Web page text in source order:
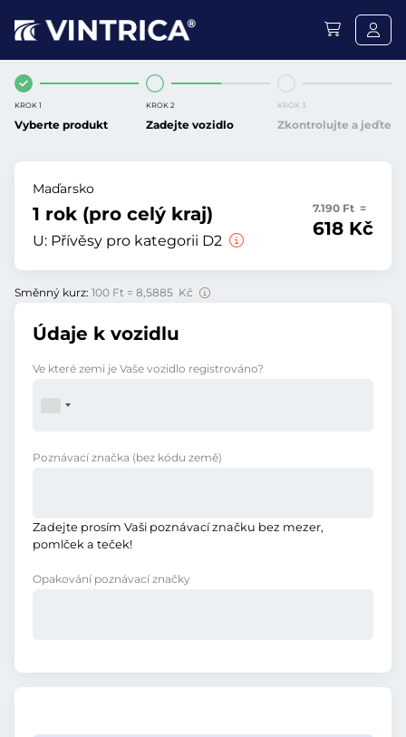
KROK 1
Vyberte produkt
KROK 2
Zadejte vozidlo
KROK 3
Zkontrolujte a jeďte
Maďarsko
1 rok (pro celý kraj)
U: Přívěsy pro kategorii D2
7.190 Ft =
618 Kč
Směnný kurz: 100 Ft = 8,5885 Kč
Údaje k vozidlu
Ve které zemi je Vaše vozidlo registrováno?
Poznávací značka (bez kódu země)
Zadejte prosím Vaši poznávací značku bez mezer,
pomlček a teček!
Opakování poznávací značky